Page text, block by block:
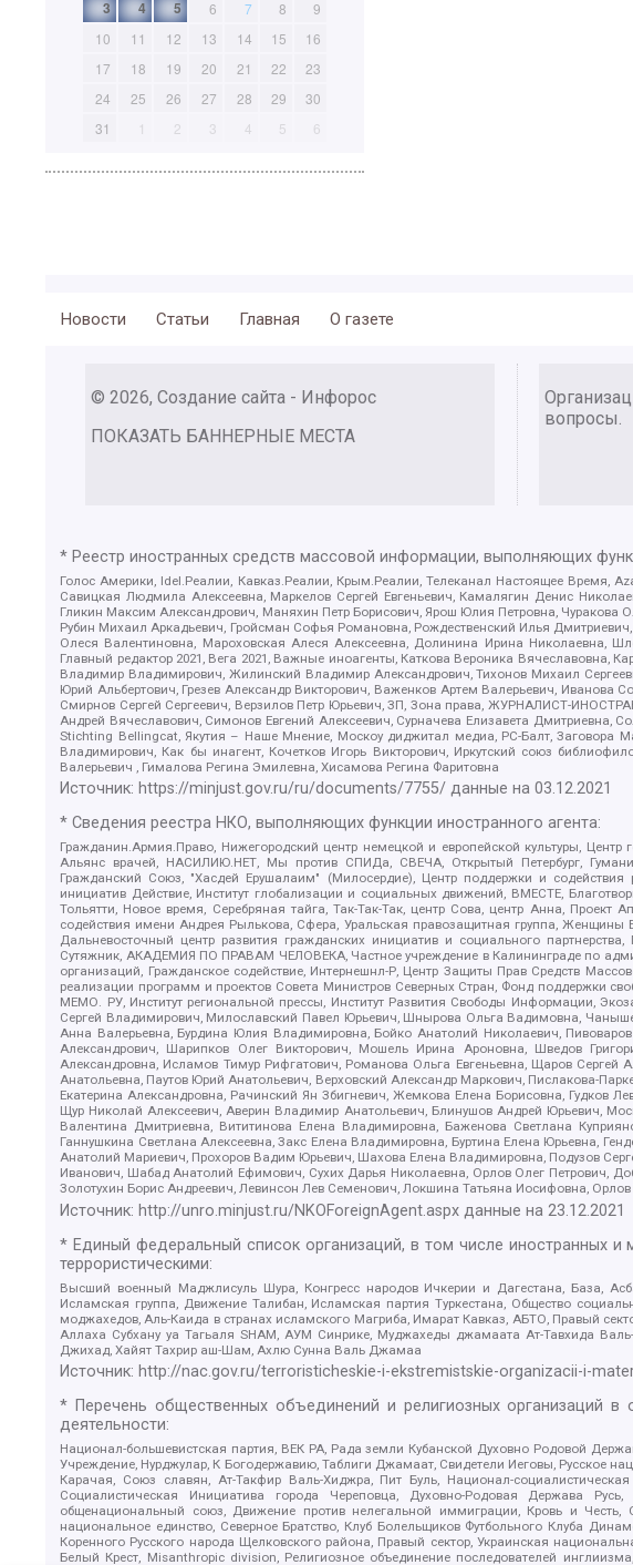
3
4 5 6 7 8
9
10
11 12 13 14 15
16
17
18 19 20 21 22
23
24
25 26 27 28 29
30
31
1 2 3 4 5 6
Новости Статьи Главная О газете
© 2026, Создание сайта - Инфорос
ПОКАЗАТЬ БАННЕРНЫЕ МЕСТА
вопросы.
* Реестр иностранных средств массовой информации, выполняющих
Голос Америки, Idel.Реалии, Кавказ.Реалии, Крым.Реалии, Телеканал Настоящее Время,
Савицкая Людмила Алексеевна, Маркелов Сергей Евгеньевич, Камалягин Денис
Гликин Максим Александрович, Маняхин Петр Борисович, Ярош Юлия Петровна, Чуракова
Рубин Михаил Аркадьевич, Гройсман Софья Романовна, Рождественский Илья
Олеся Валентиновна, Мароховская Алеся Алексеевна, Долинина Ирина Николаевна,
Главный редактор 2021, Вега 2021, Важные иноагенты, Каткова Вероника
Владимир Владимирович, Жилинский Владимир Александрович, Тихонов Михаил
Юрий Альбертович, Грезев Александр Викторович, Важенков Артем Валерьевич, Иванова
Смирнов Сергей Сергеевич, Верзилов Петр Юрьевич, ЗП, Зона права, ЖУРНАЛИСТ-
Андрей Вячеславович, Симонов Евгений Алексеевич, Сурначева Елизавета
Stichting Bellingcat, Якутия – Наше Мнение, Москоу диджитал медиа, РС-Балт, Заговора
Владимирович, Как бы инагент, Кочетков Игорь Викторович, Иркутский союз
Валерьевич , Гималова Регина Эмилевна, Хисамова Регина Фаритовна
Источник: https://minjust.gov.ru/ru/documents/7755/ данные на03.12.2021
* Сведения реестра НКО, выполняющих функции иностранного агента:
Гражданин.Армия.Право, Нижегородский центр немецкой и европейской культуры,
Альянс врачей, НАСИЛИЮ.НЕТ, Мы против СПИДа, СВЕЧА, Открытый Петербург,
Гражданский Союз, "Хасдей Ерушалаим" (Милосердие), Центр поддержки и
инициатив Действие, Институт глобализации и социальных движений, ВМЕСТЕ,
Тольятти, Новое время, Серебряная тайга, Так-Так-Так, центр Сова, центр Анна,
содействия имени Андрея Рылькова, Сфера, Уральская правозащитная группа, Женщины
Дальневосточный центр развития гражданских инициатив и социального
Сутяжник, АКАДЕМИЯ ПО ПРАВАМ ЧЕЛОВЕКА, Частное учреждение в Калининграде по
организаций, Гражданское содействие, Интернешнл-Р, Центр Защиты Прав Средств
реализации программ и проектов Совета Министров Северных Стран, Фонд поддержки
МЕМО. РУ, Институт региональной прессы, Институт Развития Свободы Информации,
Сергей Владимирович, Милославский Павел Юрьевич, Шнырова Ольга Вадимовна,
Анна Валерьевна, Бурдина Юлия Владимировна, Бойко Анатолий Николаевич,
Александрович, Шарипков Олег Викторович, Мошель Ирина Ароновна, Шведов
Александровна, Исламов Тимур Рифгатович, Романова Ольга Евгеньевна, Щаров
Анатольевна, Паутов Юрий Анатольевич, Верховский Александр Маркович, Пислакова-
Екатерина Александровна, Рачинский Ян Збигневич, Жемкова Елена Борисовна, Гудков
Щур Николай Алексеевич, Аверин Владимир Анатольевич, Блинушов Андрей Юрьевич,
Валентина Дмитриевна, Вититинова Елена Владимировна, Баженова Светлана
Ганнушкина Светлана Алексеевна, Закс Елена Владимировна, Буртина Елена Юрьевна,
Анатолий Мариевич, Прохоров Вадим Юрьевич, Шахова Елена Владимировна, Подузов
Иванович, Шабад Анатолий Ефимович, Сухих Дарья Николаевна, Орлов Олег Петрович,
Золотухин Борис Андреевич, Левинсон Лев Семенович, Локшина Татьяна Иосифовна,
Источник: http://unro.minjust.ru/NKOForeignAgent.aspx данные на23.12.2021
* Единый федеральный список организаций, в том числе иностранных
террористическими:
Высший военный Маджлисуль Шура, Конгресс народов Ичкерии и Дагестана, База,
Исламская группа, Движение Талибан, Исламская партия Туркестана, Общество
моджахедов, Аль-Каида в странах исламского Магриба, Имарат Кавказ, АБТО, Правый
Аллаха Субхану уа Тагьаля SHAM, АУМ Синрике, Муджахеды джамаата Ат-Тавхида
Джихад, Хайят Тахрир аш-Шам, Ахлю Сунна Валь Джамаа
Источник: http://nac.gov.ru/terroristicheskie-i-ekstremistskie-organizacii-i-
* Перечень общественных объединений и религиозных организаций
деятельности:
Национал-большевистская партия, ВЕК РА, Рада земли Кубанской Духовно Родовой
Учреждение, Нурджулар, К Богодержавию, Таблиги Джамаат, Свидетели Иеговы, Русское
Карачая, Союз славян, Ат-Такфир Валь-Хиджра, Пит Буль, Национал-
Социалистическая Инициатива города Череповца, Духовно-Родовая Держава Русь,
общенациональный союз, Движение против нелегальной иммиграции, Кровь и
национальное единство, Северное Братство, Клуб Болельщиков Футбольного Клуба
Коренного Русского народа Щелковского района, Правый сектор, Украинская
Белый Крест, Misanthropic division, Религиозное объединение последователей